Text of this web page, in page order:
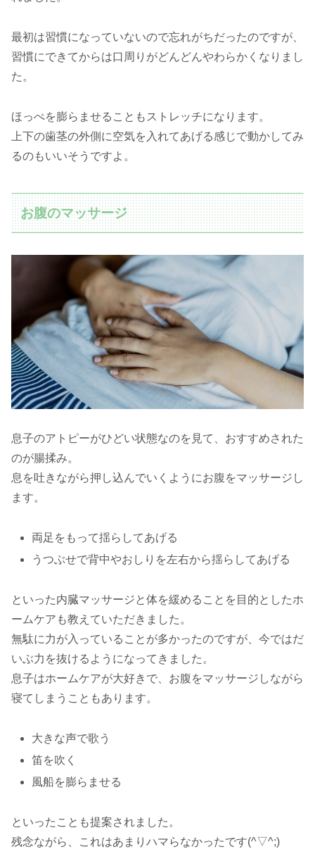
最初は習慣になっていないので忘れがちだったのですが、
習慣にできてからは口周りがどんどんやわらかくなりまし
た。
ほっぺを膨らませることもストレッチになります。
上下の歯茎の外側に空気を入れてあげる感じで動かしてみ
るのもいいそうですよ。
お腹のマッサージ
息子のアトピーがひどい状態なのを見て、おすすめされた
のが腸揉み。
息を吐きながら押し込んでいくようにお腹をマッサージし
ます。
両足をもって揺らしてあげる
うつぶせで背中やおしりを左右から揺らしてあげる
といった内臓マッサージと体を緩めることを目的としたホ
ームケアも教えていただきました。
無駄に力が入っていることが多かったのですが、今ではだ
いぶ力を抜けるようになってきました。
息子はホームケアが大好きで、お腹をマッサージしながら
寝てしまうこともあります。
大きな声で歌う
笛を吹く
風船を膨らませる
といったことも提案されました。
残念ながら、これはあまりハマらなかったです(^▽^;)